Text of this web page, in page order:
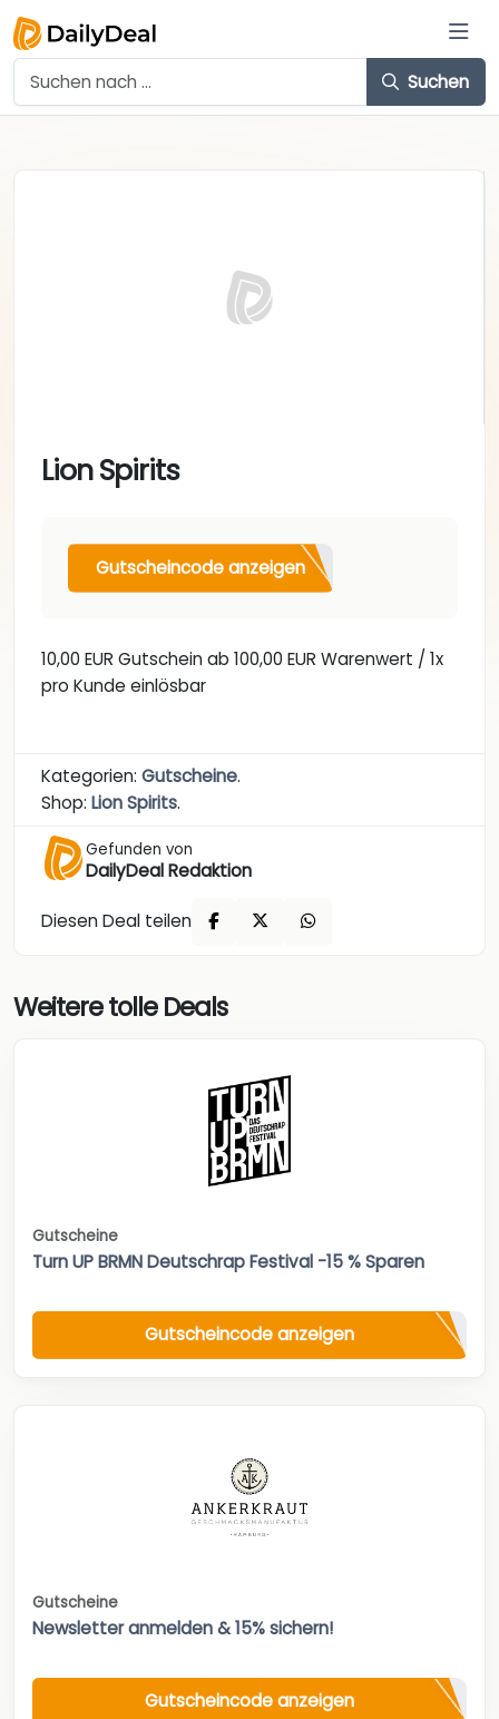
Suchen
Lion Spirits
Gutscheincode anzeigen
10,00 EUR Gutschein ab 100,00 EUR Warenwert / 1x
pro Kunde einlösbar
Kategorien: Gutscheine.
Shop: Lion Spirits.
Gefunden von
DailyDeal Redaktion
Diesen Deal teilen
Weitere tolle Deals
Gutscheine
Turn UP BRMN Deutschrap Festival -15 % Sparen
Gutscheincode anzeigen
Gutscheine
Newsletter anmelden & 15% sichern!
Gutscheincode anzeigen